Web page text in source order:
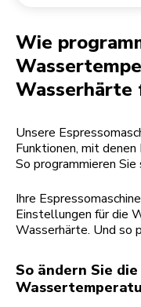
Wie
Wasserhärte
Unsere
Funktionen, mit
So programmieren Sie
Ihre
Einstellungen für die
Wasserhärte. Und so
So ändern Sie